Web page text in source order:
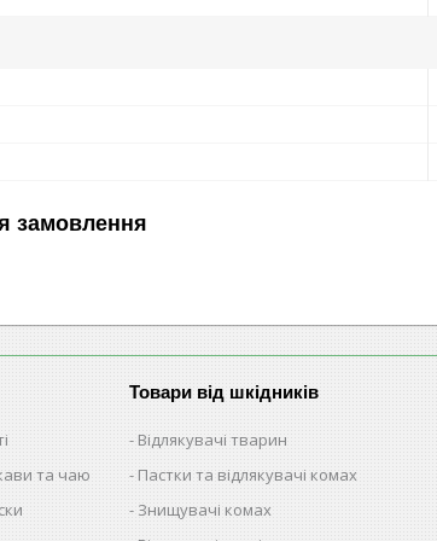
замовлення
та чаю
Товари від шкідників
Відлякувачі тварин
Пастки та відлякувачі комах
Знищувачі комах